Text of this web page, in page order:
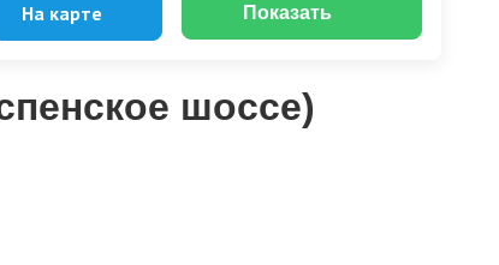
На карте Показать
шоссе)